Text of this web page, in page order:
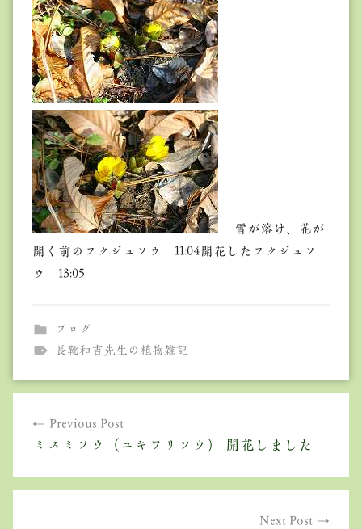
雪が溶け、花が
開く前のフクジュソウ 11:04開花したフクジュソ
ウ 13:05
ブログ
長靴和吉先生の植物雑記
ビ
Previous Post
ミスミソウ（ユキワリソウ） 開花しました
Next Post